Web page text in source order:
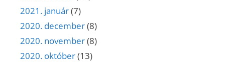
2021. január(7)
2020. december(8)
2020. november(8)
2020. október(13)